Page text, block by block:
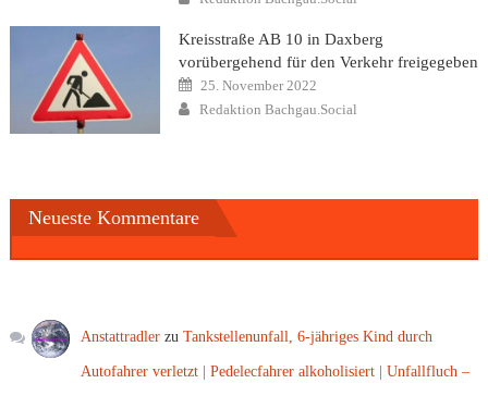
Kreisstraße AB 10 in Daxberg
vorübergehend für den Verkehr freigegeben
Posted
on
25. November 2022
Author
Redaktion Bachgau.Social
Neueste Kommentare
Anstattradler zuTankstellenunfall, 6-jähriges Kind durch
Autofahrer verletzt | Pedelecfahrer alkoholisiert | Unfallfluch –